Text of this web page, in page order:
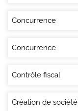
Concurrence
Concurrence
Contrôle fiscal
Création de société